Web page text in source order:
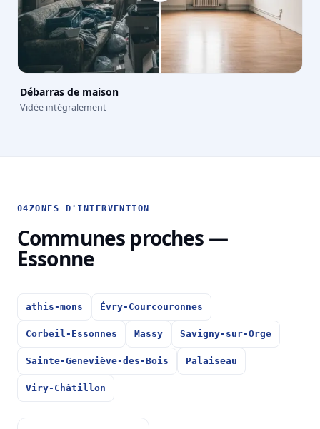
Débarras de maison
Vidée intégralement
04ZONES D'INTERVENTION
Communes proches —
Essonne
athis-mons Évry-Courcouronnes
Corbeil-Essonnes Massy Savigny-sur-Orge
Sainte-Geneviève-des-Bois Palaiseau
Viry-Châtillon